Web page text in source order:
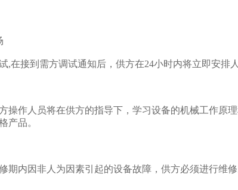
接到需方调试通知后，供方在24小时内将立即安排人
作人员将在供方的指导下，学习设备的机械工作原
产品。
内因非人为因素引起的设备故障，供方必须进行维修